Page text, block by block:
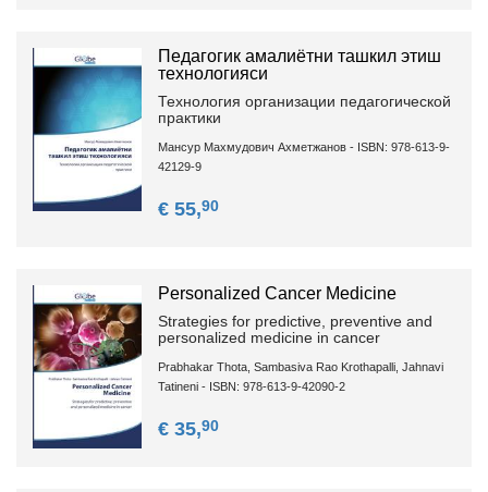
Педагогик амалиётни ташкил этиш
технологияси
Технология организации педагогической
практики
Мансур Махмудович Ахметжанов - ISBN: 978-613-9-
42129-9
€ 55,90
Personalized Cancer Medicine
Strategies for predictive, preventive and
personalized medicine in cancer
Prabhakar Thota, Sambasiva Rao Krothapalli, Jahnavi
Tatineni - ISBN: 978-613-9-42090-2
€ 35,90